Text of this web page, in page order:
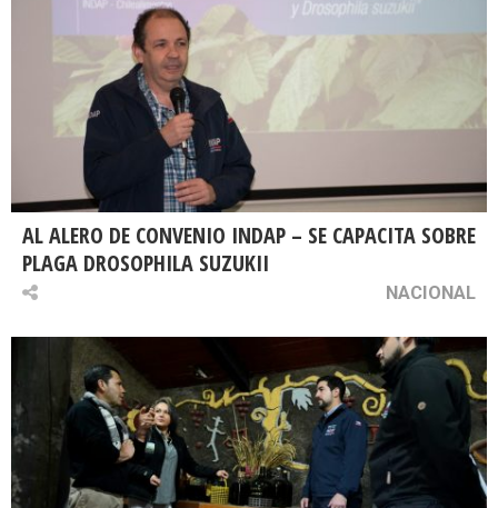
AL ALERO DE CONVENIO INDAP – SE CAPACITA SOBRE
PLAGA DROSOPHILA SUZUKII
NACIONAL